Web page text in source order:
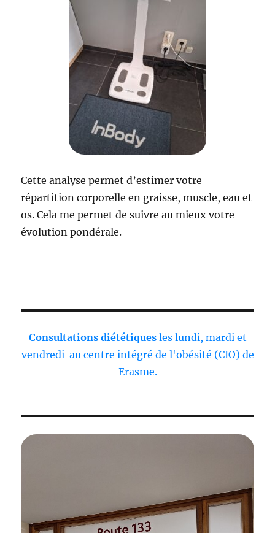
Cette analyse permet d’estimer votre
répartition corporelle en graisse, muscle, eau et
os. Cela me permet de suivre au mieux votre
évolution pondérale.
Consultations diététiquesles lundi, mardi et
vendredi au centre intégré de l'obésité (CIO) de
Erasme.